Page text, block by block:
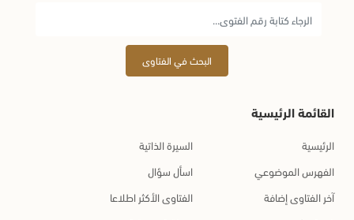
البحث في الفتاوى
القائمة الرئيسية
الرئيسية
السيرة الذاتية
الفهرس الموضوعي
اسأل سؤال
آخر الفتاوى إضافة
الفتاوى الأكثر اطلاعا